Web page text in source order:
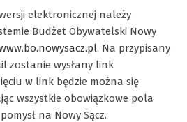
elektronicznej należy
Budżet Obywatelski Nowy
. Na przypisany
zostanie wysłany link
w link będzie można się
wszystkie obowiązkowe pola
na Nowy Sącz.